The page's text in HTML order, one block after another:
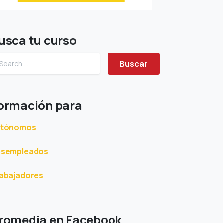
tu curso
para
en Facebook